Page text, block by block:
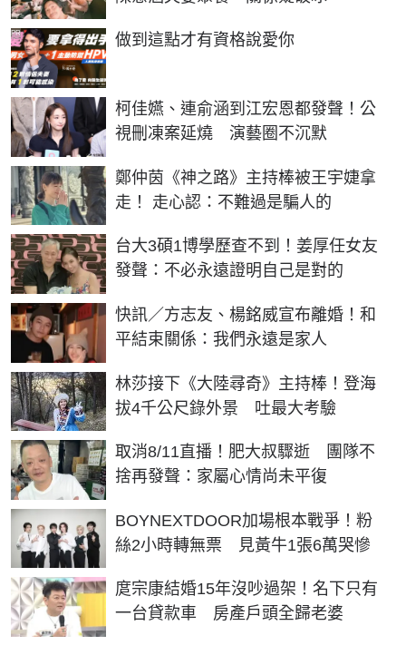
做到這點才有資格說愛你
PR
柯佳嬿、連俞涵到江宏恩都發聲！公
視刪凍案延燒 演藝圈不沉默
鄭仲茵《神之路》主持棒被王宇婕拿
走！ 走心認：不難過是騙人的
台大3碩1博學歷查不到！姜厚任女友
發聲：不必永遠證明自己是對的
快訊／方志友、楊銘威宣布離婚！和
平結束關係：我們永遠是家人
林莎接下《大陸尋奇》主持棒！登海
拔4千公尺錄外景 吐最大考驗
取消8/11直播！肥大叔驟逝 團隊不
捨再發聲：家屬心情尚未平復
BOYNEXTDOOR加場根本戰爭！粉
絲2小時轉無票 見黃牛1張6萬哭慘
庹宗康結婚15年沒吵過架！名下只有
一台貸款車 房產戶頭全歸老婆